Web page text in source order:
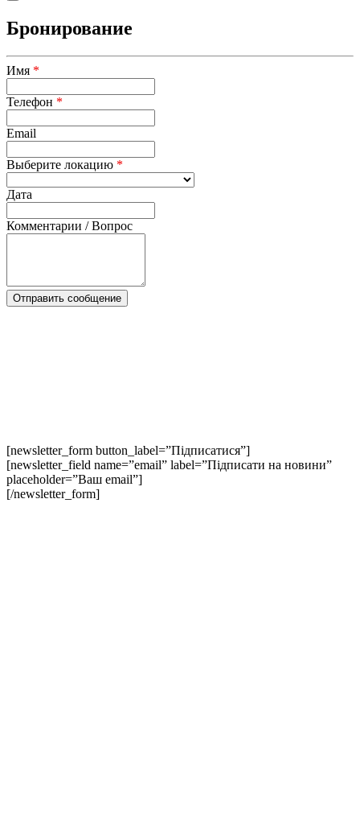
Бронирование
Имя *
Телефон *
Email
Выберите локацию *
Дата
Комментарии / Вопрос
[newsletter_form button_label=”Підписатися”]
[newsletter_field name=”email” label=”Підписати на новини”
placeholder=”Ваш email”]
[/newsletter_form]